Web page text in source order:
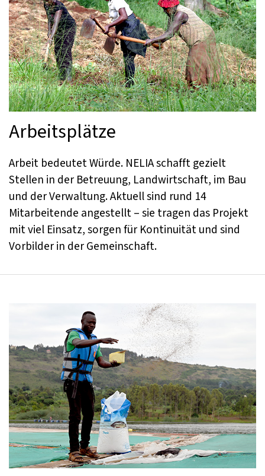
Arbeitsplätze
Arbeit bedeutet Würde. NELIA schafft gezielt
Stellen in der Betreuung, Landwirtschaft, im Bau
und der Verwaltung. Aktuell sind rund 14
Mitarbeitende angestellt – sie tragen das Projekt
mit viel Einsatz, sorgen für Kontinuität und sind
Vorbilder in der Gemeinschaft.